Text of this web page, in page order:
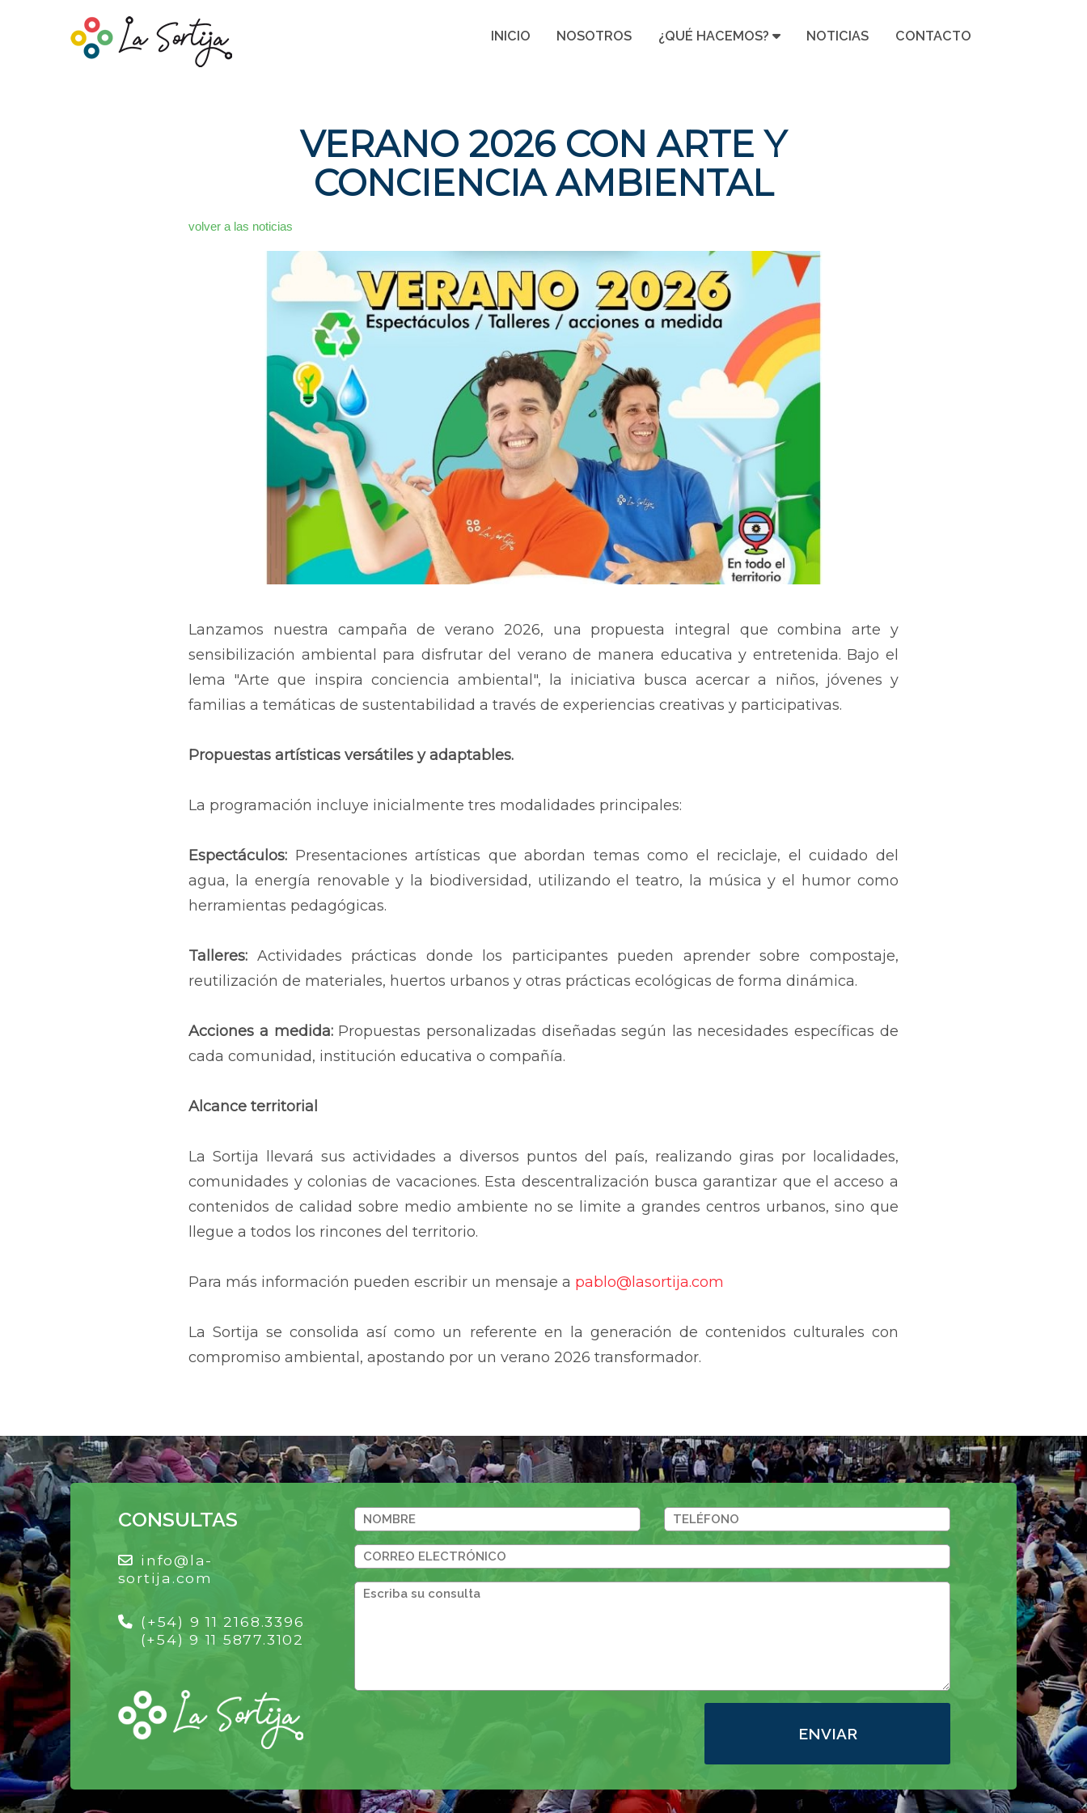
INICIO NOSOTROS ¿QUÉ HACEMOS? NOTICIAS CONTACTO
VERANO 2026 CON ARTE Y
CONCIENCIA AMBIENTAL
volver a las noticias
Lanzamos nuestra campaña de verano 2026, una propuesta integral que combina arte y
sensibilización ambiental para disfrutar del verano de manera educativa y entretenida. Bajo el
lema "Arte que inspira conciencia ambiental", la iniciativa busca acercar a niños, jóvenes y
familias a temáticas de sustentabilidad a través de experiencias creativas y participativas.
Propuestas artísticas versátiles y adaptables.
La programación incluye inicialmente tres modalidades principales:
Espectáculos: Presentaciones artísticas que abordan temas como el reciclaje, el cuidado del
agua, la energía renovable y la biodiversidad, utilizando el teatro, la música y el humor como
herramientas pedagógicas.
Talleres: Actividades prácticas donde los participantes pueden aprender sobre compostaje,
reutilización de materiales, huertos urbanos y otras prácticas ecológicas de forma dinámica.
Acciones a medida:Propuestas personalizadas diseñadas según las necesidades específicas de
cada comunidad, institución educativa o compañía.
Alcance territorial
La Sortija llevará sus actividades a diversos puntos del país, realizando giras por localidades,
comunidades y colonias de vacaciones. Esta descentralización busca garantizar que el acceso a
contenidos de calidad sobre medio ambiente no se limite a grandes centros urbanos, sino que
llegue a todos los rincones del territorio.
Para más información pueden escribir un mensaje a pablo@lasortija.com
La Sortija se consolida así como un referente en la generación de contenidos culturales con
compromiso ambiental, apostando por un verano 2026 transformador.
CONSULTAS
info@la-
sortija.com
(+54) 9 11 2168.3396
(+54) 9 11 5877.3102
ENVIAR